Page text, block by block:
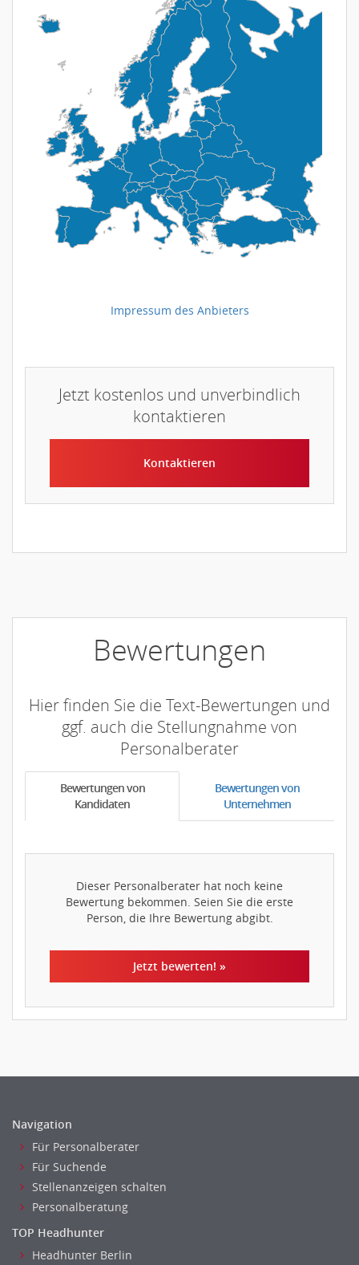
Impressum des Anbieters
Jetzt kostenlos und unverbindlich
kontaktieren
Kontaktieren
Bewertungen
Hier finden Sie die Text-Bewertungen und
ggf. auch die Stellungnahme von
Personalberater
Bewertungen von
Kandidaten
Bewertungen von
Unternehmen
Dieser Personalberater hat noch keine
Bewertung bekommen. Seien Sie die erste
Person, die Ihre Bewertung abgibt.
Jetzt bewerten! »
Navigation
Für Personalberater
Für Suchende
Stellenanzeigen schalten
Personalberatung
TOP Headhunter
Headhunter Berlin